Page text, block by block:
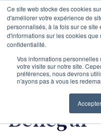
Ce site web stocke des cookies
d'améliorer votre expérience de
personnalisés, à la fois sur ce
d'informations sur les cookies
confidentialité.
Vos informations
votre visite sur notre site.
préférences, nous devrons
n'ayons pas à vous les
Accepter
Objectif
avec
Bénégui